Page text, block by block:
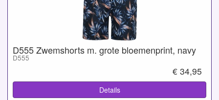
D555 Zwemshorts m. grote bloemenprint, navy
D555
€ 34,95
Details